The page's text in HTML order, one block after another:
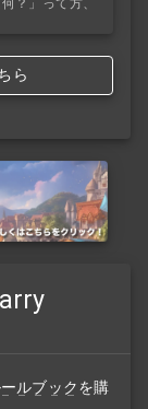
ら
ルブックを購